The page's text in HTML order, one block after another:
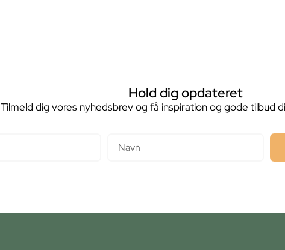
Hold dig opdateret
Tilmeld dig vores nyhedsbrev og få inspiration og gode tilbud